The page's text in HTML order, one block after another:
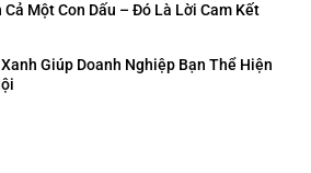
Cả Một Con Dấu – Đó Là Lời Cam Kết
Giúp Doanh Nghiệp Bạn Thể Hiện